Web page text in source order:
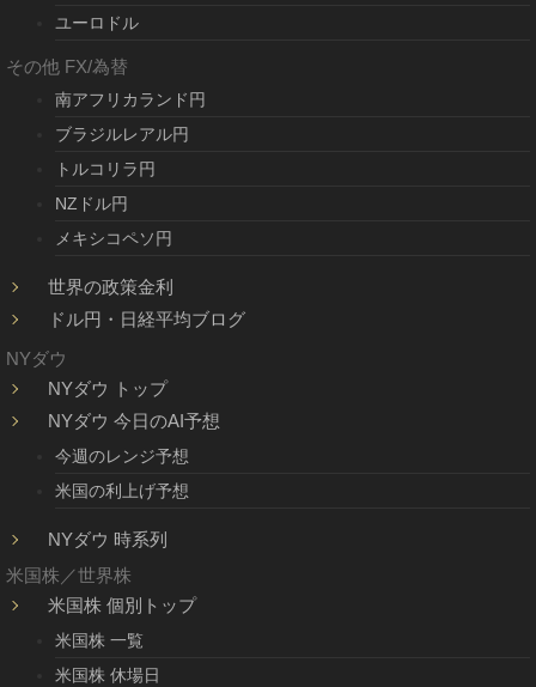
ユーロドル
その他 FX/為替
南アフリカランド円
ブラジルレアル円
トルコリラ円
NZドル円
メキシコペソ円
世界の政策金利
ドル円・日経平均ブログ
NYダウ
NYダウ トップ
NYダウ 今日のAI予想
今週のレンジ予想
米国の利上げ予想
NYダウ 時系列
米国株／世界株
米国株 個別トップ
米国株 一覧
米国株 休場日